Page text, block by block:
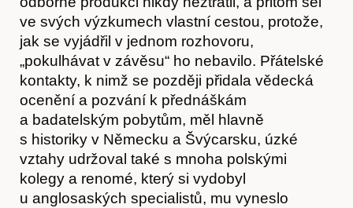
ve svých výzkumech vlastní cestou, protože,
jak se vyjádřil v jednom rozhovoru,
„pokulhávat v závěsu“ ho nebavilo. Přátelské
kontakty, k nimž se později přidala vědecká
ocenění a pozvání k přednáškám
a badatelským pobytům, měl hlavně
s historiky v Německu a Švýcarsku, úzké
vztahy udržoval také s mnoha polskými
kolegy a renomé, který si vydobyl
u anglosaských specialistů, mu vyneslo